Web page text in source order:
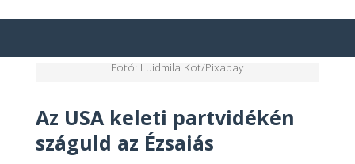
Fotó: Luidmila Kot/Pixabay
Az USA keleti partvidékén
száguld az Ézsaiás